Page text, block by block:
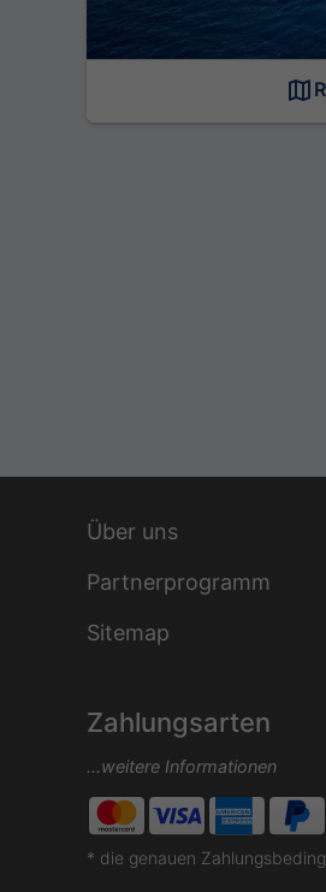
Über uns
Partnerprogramm
Sitemap
Zahlungsarten
...weitere Informationen
* die genauen